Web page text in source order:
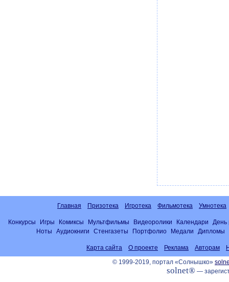
Главная Призотека Игротека Фильмотека Умнотека
Конкурсы Игры Комиксы Мультфильмы Видеоролики Календари
День
Ноты
Аудиокниги Стенгазеты Портфолио Медали Дипломы
Карта сайта О проекте Реклама Авторам
© 1999-2019, портал «Солнышко»
solnet®—